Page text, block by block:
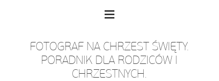
FOTOGRAF NA CHRZEST ŚWIĘTY.
PORADNIK DLA RODZICÓW I
CHRZESTNYCH.